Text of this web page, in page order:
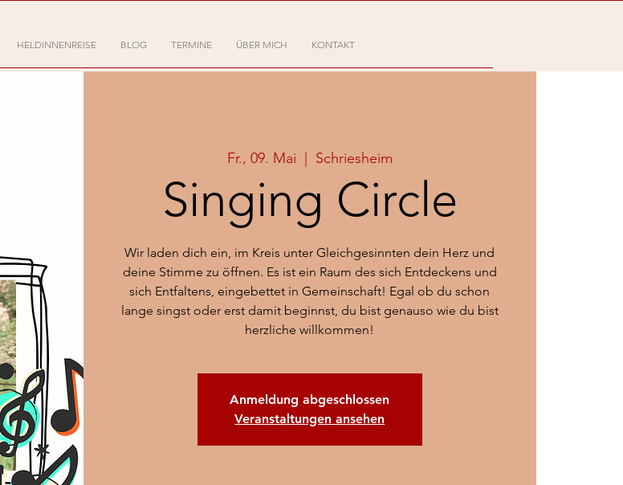
HELDINNENREISE BLOG TERMINE ÜBER MICH KONTAKT
Fr., 09. Mai Schriesheim
Singing Circle
Wir laden dich ein, im Kreis unter Gleichgesinnten dein Herz und
deine Stimme zu öffnen. Es ist ein Raum des sich Entdeckens und
sich Entfaltens, eingebettet in Gemeinschaft! Egal ob du schon
lange singst oder erst damit beginnst, du bist genauso wie du bist
herzliche willkommen!
Anmeldung abgeschlossen
Veranstaltungen ansehen